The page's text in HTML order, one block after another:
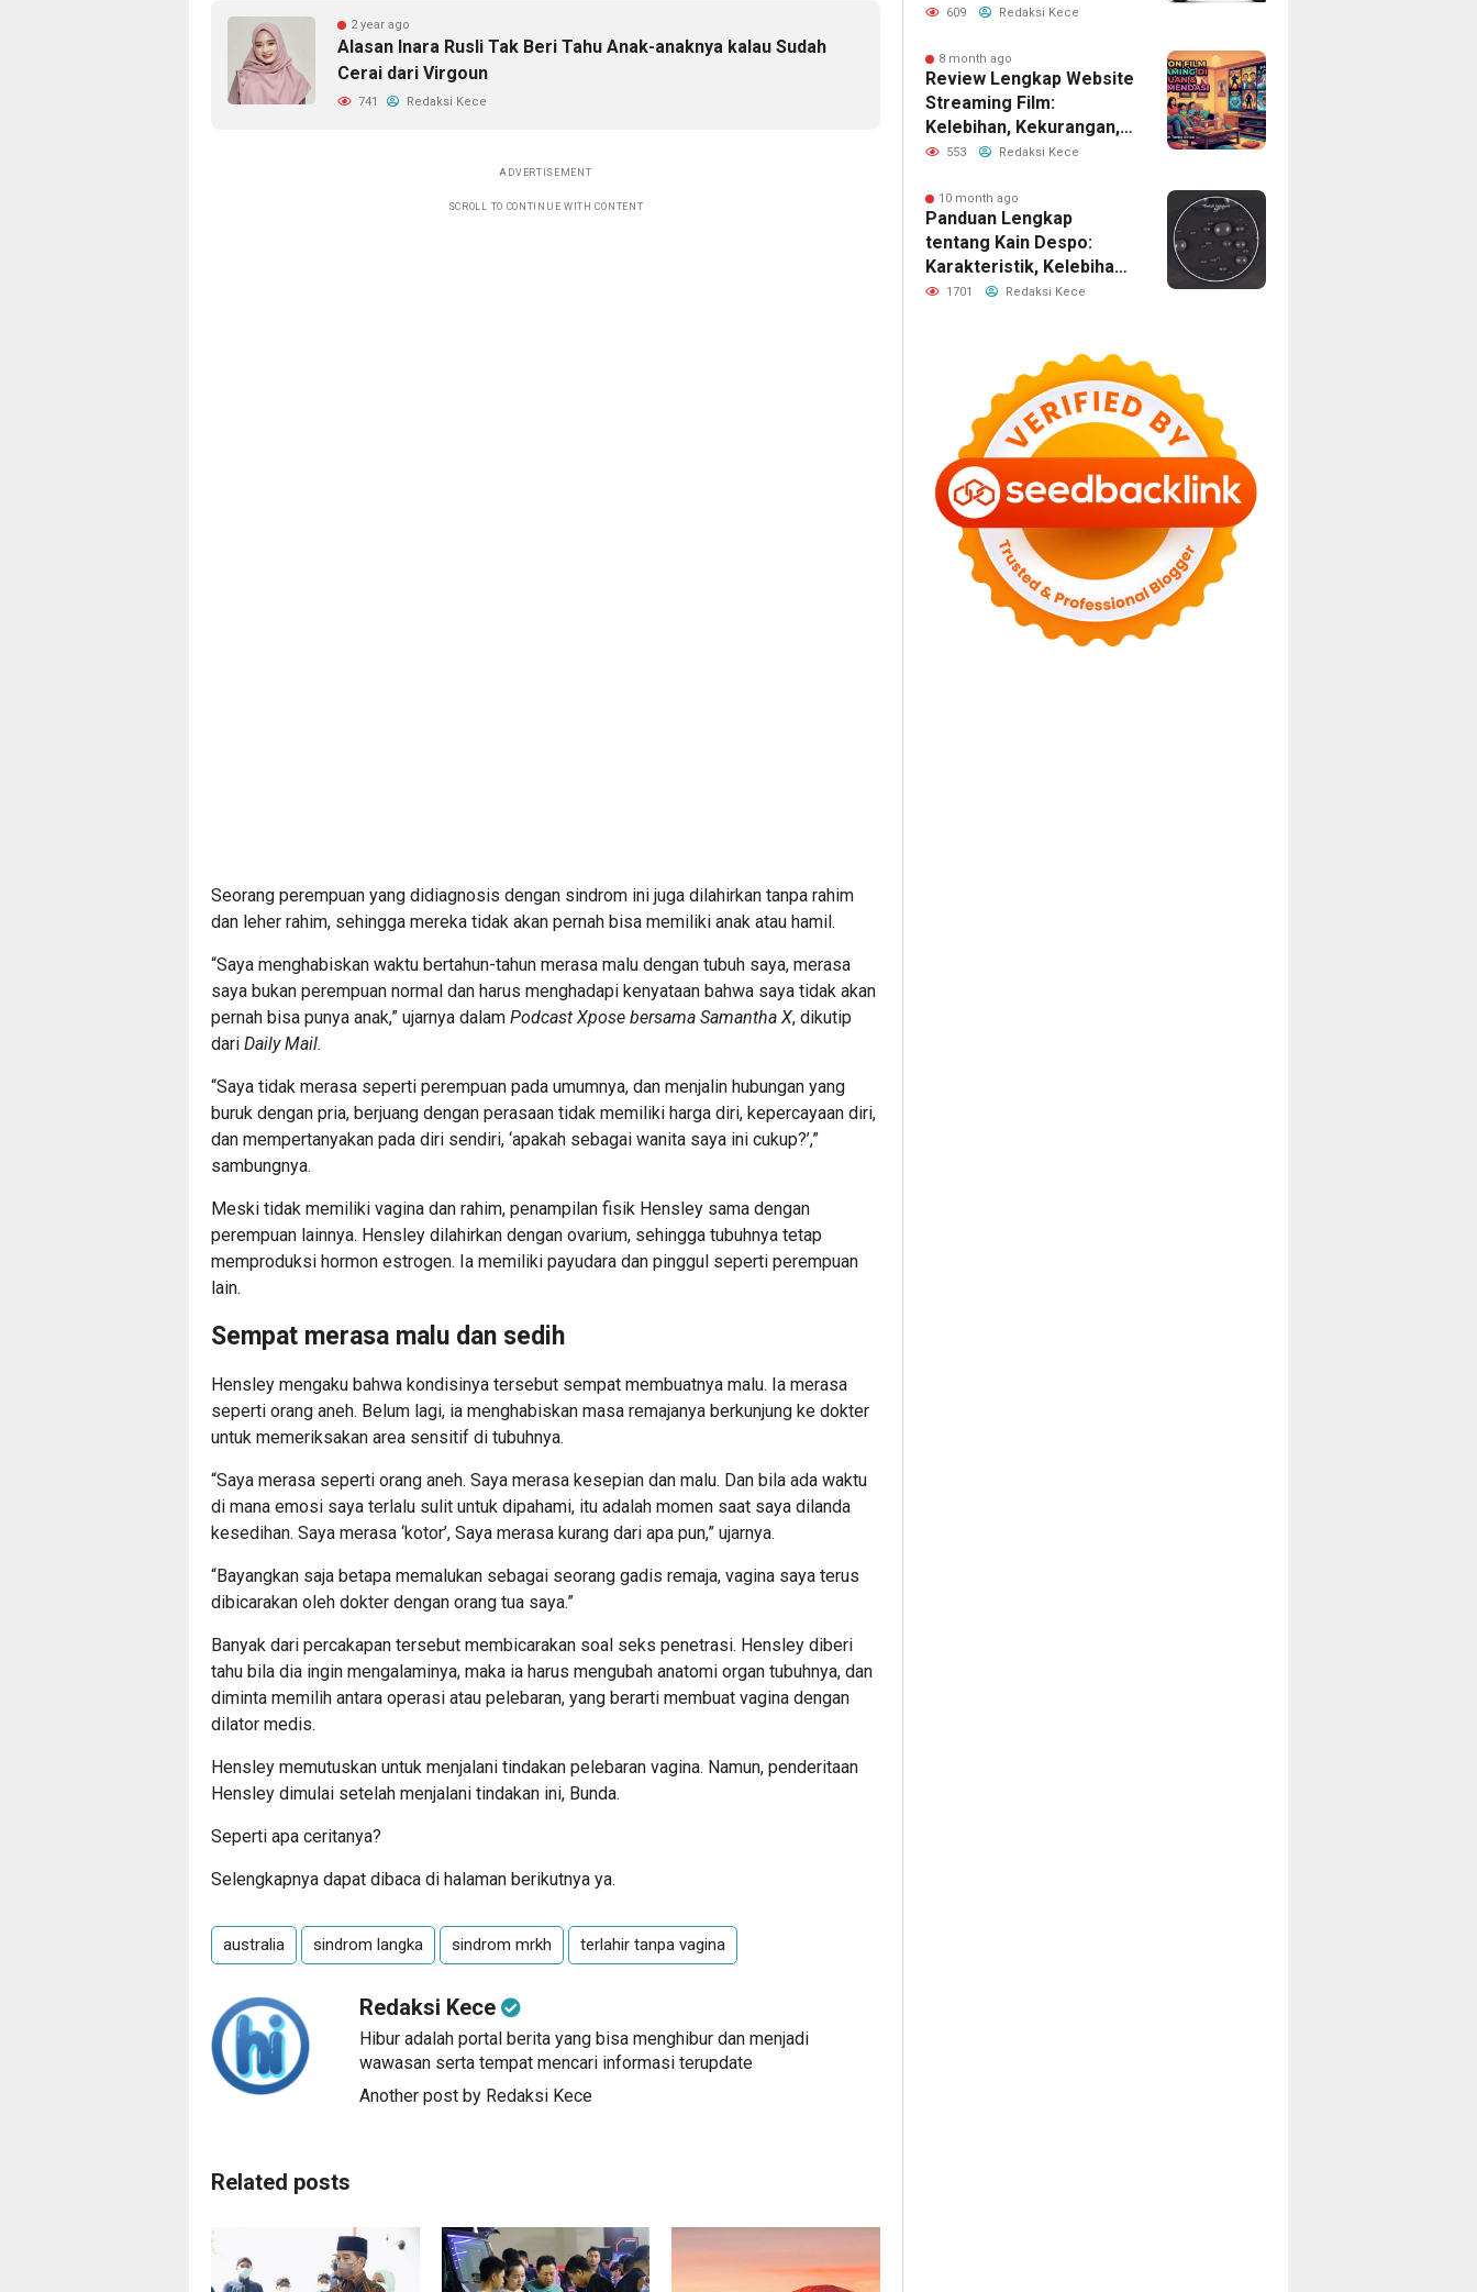
2 year ago
Alasan Inara Rusli Tak Beri Tahu Anak-anaknya kalau Sudah
Cerai dari Virgoun
741 Redaksi Kece
ADVERTISEMENT
SCROLL TO CONTINUE WITH CONTENT
Seorang perempuan yang didiagnosis dengan sindrom ini juga dilahirkan tanpa rahim
dan leher rahim, sehingga mereka tidak akan pernah bisa memiliki anak atau hamil.
“Saya menghabiskan waktu bertahun-tahun merasa malu dengan tubuh saya, merasa
saya bukan perempuan normal dan harus menghadapi kenyataan bahwa saya tidak akan
pernah bisa punya anak,” ujarnya dalam Podcast Xpose bersama Samantha X, dikutip
dari Daily Mail.
“Saya tidak merasa seperti perempuan pada umumnya, dan menjalin hubungan yang
buruk dengan pria, berjuang dengan perasaan tidak memiliki harga diri, kepercayaan diri,
dan mempertanyakan pada diri sendiri, ‘apakah sebagai wanita saya ini cukup?’,”
sambungnya.
Meski tidak memiliki vagina dan rahim, penampilan fisik Hensley sama dengan
perempuan lainnya. Hensley dilahirkan dengan ovarium, sehingga tubuhnya tetap
memproduksi hormon estrogen. Ia memiliki payudara dan pinggul seperti perempuan
lain.
Sempat merasa malu dan sedih
Hensley mengaku bahwa kondisinya tersebut sempat membuatnya malu. Ia merasa
seperti orang aneh. Belum lagi, ia menghabiskan masa remajanya berkunjung ke dokter
untuk memeriksakan area sensitif di tubuhnya.
“Saya merasa seperti orang aneh. Saya merasa kesepian dan malu. Dan bila ada waktu
di mana emosi saya terlalu sulit untuk dipahami, itu adalah momen saat saya dilanda
kesedihan. Saya merasa ‘kotor’, Saya merasa kurang dari apa pun,” ujarnya.
“Bayangkan saja betapa memalukan sebagai seorang gadis remaja, vagina saya terus
dibicarakan oleh dokter dengan orang tua saya.”
Banyak dari percakapan tersebut membicarakan soal seks penetrasi. Hensley diberi
tahu bila dia ingin mengalaminya, maka ia harus mengubah anatomi organ tubuhnya, dan
diminta memilih antara operasi atau pelebaran, yang berarti membuat vagina dengan
dilator medis.
Hensley memutuskan untuk menjalani tindakan pelebaran vagina. Namun, penderitaan
Hensley dimulai setelah menjalani tindakan ini, Bunda.
Seperti apa ceritanya?
Selengkapnya dapat dibaca di halaman berikutnya ya.
australia sindrom langka sindrom mrkh terlahir tanpa vagina
Redaksi Kece
Hibur adalah portal berita yang bisa menghibur dan menjadi
wawasan serta tempat mencari informasi terupdate
Another post by Redaksi Kece
Related posts
609 Redaksi Kece
8 month ago
Review Lengkap Website
Streaming Film:
Kelebihan, Kekurangan,
dan Fitur Unggulan
553 Redaksi Kece
10 month ago
Panduan Lengkap
tentang Kain Despo:
Karakteristik, Kelebihan,
dan Manfaatnya
1701 Redaksi Kece